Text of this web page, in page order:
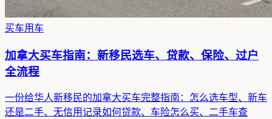
买车用车
加拿大买车指南：新移民选车、贷款、保险、过户
全流程
一份给华人新移民的加拿大买车完整指南：怎么选车型、新车
还是二手、无信用记录如何贷款、车险怎么买、二手车查